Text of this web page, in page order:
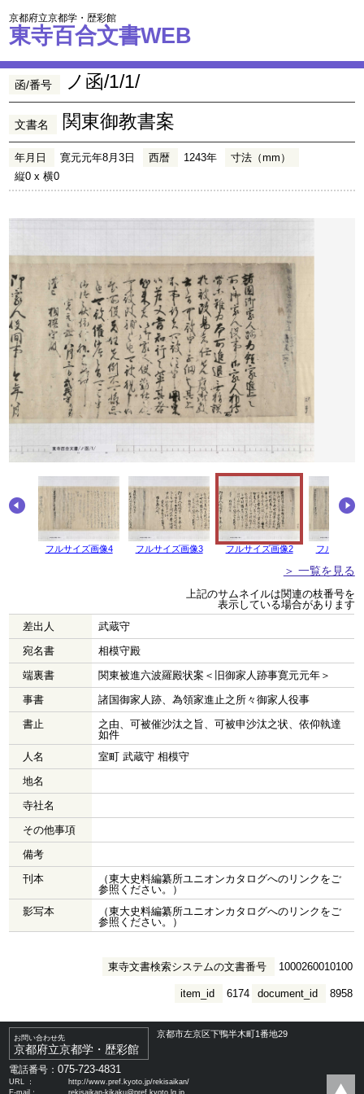
京都府立京都学・歴彩館
東寺百合文書WEB
函/番号 ノ函/1/1/
文書名 関東御教書案
年月日 寛元元年8月3日 西暦 1243年
寸法（mm）
縦0 x 横0
フルサイズ画像4 フルサイズ画像3 フルサイズ画像2 フルサイズ
＞ 一覧を見る
上記のサムネイルは関連の枝番号を
表示している場合があります
差出人
武蔵守
宛名書
相模守殿
端裏書
関東被進六波羅殿状案＜旧御家人跡事寛元元年＞
事書
諸国御家人跡、為領家進止之所々御家人役事
書止
之由、可被催沙汰之旨、可被申沙汰之状、依仰執達
如件
人名
室町 武蔵守 相模守
地名
寺社名
その他事項
備考
刊本
（東大史料編纂所ユニオンカタログへのリンクをご
参照ください。）
影写本
（東大史料編纂所ユニオンカタログへのリンクをご
参照ください。）
東寺文書検索システムの文書番号 1000260010100
document_id 8958
item_id 6174
お問い合わせ先
京都府立京都学・歴彩館
京都市左京区下鴨半木町1番地29
電話番号：075-723-4831
URL ：
http://www.pref.kyoto.jp/rekisaikan/
E-mail：
rekisaikan-kikaku@pref.kyoto.lg.jp